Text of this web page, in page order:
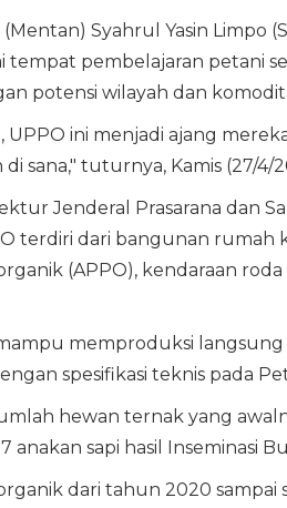
Syahrul Yasin Limpo
tempat pembelajaran petani
potensi wilayah dan
UPPO ini menjadi ajang
sana," tuturnya, Kamis (27/4/
Jenderal Prasarana dan
terdiri dari bangunan rumah
(APPO), kendaraan
memproduksi langsung
spesifikasi teknis pada
hewan ternak yang
anakan sapi hasil Inseminasi
dari tahun 2020 sampai